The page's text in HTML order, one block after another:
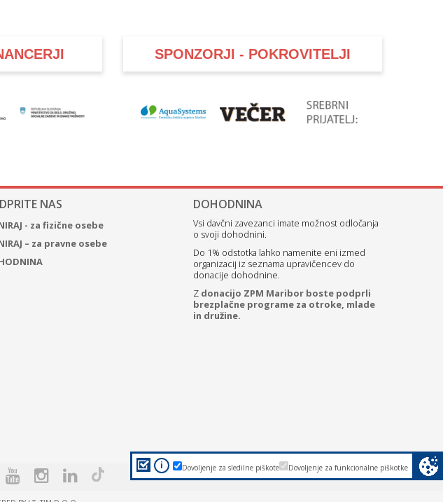
SPONZORJI - POKROVITELJI
NAS
- za fizične osebe
– za pravne osebe
DOHODNINA
Vsi davčni zavezanci imate možnost odločanja
o svoji dohodnini.
Do 1% odstotka lahko namenite eni izmed
organizacij iz seznama upravičencev do
donacije dohodnine.
Z donacijo ZPM Maribor boste podprli
brezplačne programe za otroke, mlade
in družine.
Dovoljenje za funkcionalne piškotke
Dovoljenje za sledilne piškote
i